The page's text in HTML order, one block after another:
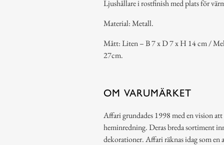
Ljushållare i rostfinish med plats för
Material: Metall.
Mått: Liten – B 7 x D 7 x H 14 cm /
27cm.
OM VARUMÄRKET
Affari grundades 1998 med en vision
heminredning. Deras breda sortiment
dekorationer. Affari räknas idag som en